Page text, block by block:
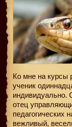
Ко мне на курсы
ученик
индивидуально.
отец
педагогических
вежливый,